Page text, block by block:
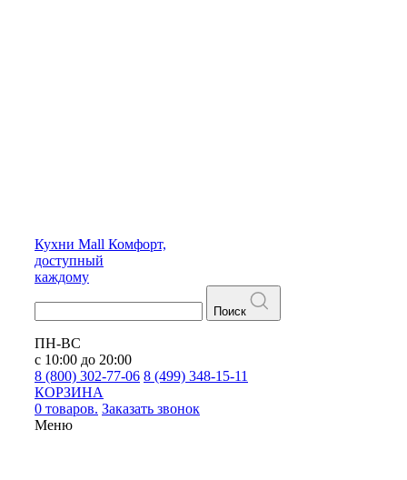
Кухни Mall Комфорт,
доступный
каждому
Поиск
ПН-ВС
с 10:00 до 20:00
8 (800) 302-77-06 8 (499) 348-15-11
КОРЗИНА
0 товаров. Заказать звонок
Меню